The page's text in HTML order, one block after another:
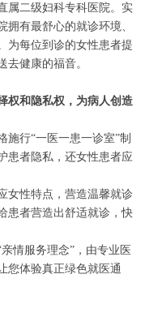
二级妇科专科医院。实
拥有最舒心的就诊环境、
为每位到诊的女性患者提
去健康的福音。
权和隐私权，为病人创造
行“一医一患一诊室”制
患者隐私，还女性患者应
性特点，营造温馨就诊
患者营造出舒适就诊，快
服务理念”，由专业医
您体验真正绿色就医通